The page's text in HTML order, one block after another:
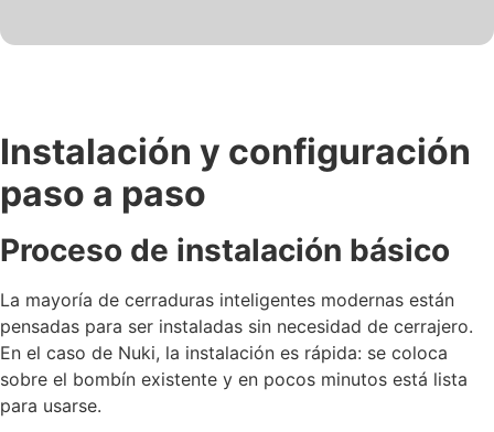
Instalación y configuración
paso a paso
Proceso de instalación básico
La mayoría de cerraduras inteligentes modernas están
pensadas para ser instaladas sin necesidad de cerrajero.
En el caso de Nuki, la instalación es rápida: se coloca
sobre el bombín existente y en pocos minutos está lista
para usarse.